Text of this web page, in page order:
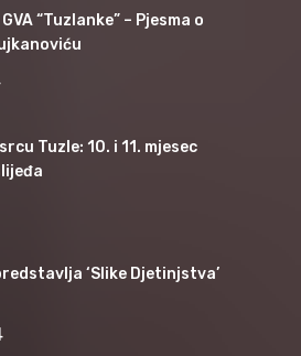
“Tuzlanke” – Pjesma o
Tuzle: 10. i 11. mjesec
‘Slike Djetinjstva’